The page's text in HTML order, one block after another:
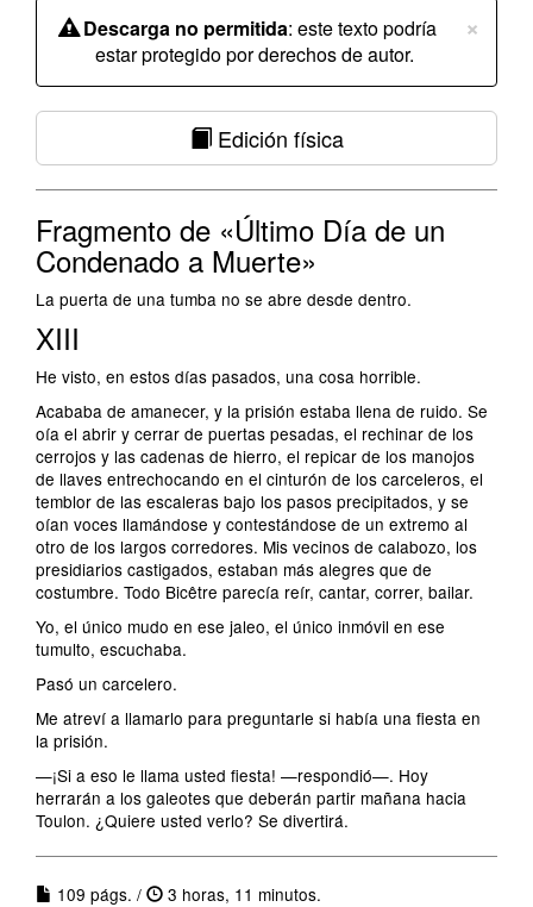
×
Descarga no permitida: este texto podría
estar protegido por derechos de autor.
Edición física
Fragmento de «Último Día de un
Condenado a Muerte»
La puerta de una tumba no se abre desde dentro.
XIII
He visto, en estos días pasados, una cosa horrible.
Acababa de amanecer, y la prisión estaba llena de ruido. Se
oía el abrir y cerrar de puertas pesadas, el rechinar de los
cerrojos y las cadenas de hierro, el repicar de los manojos
de llaves entrechocando en el cinturón de los carceleros, el
temblor de las escaleras bajo los pasos precipitados, y se
oían voces llamándose y contestándose de un extremo al
otro de los largos corredores. Mis vecinos de calabozo, los
presidiarios castigados, estaban más alegres que de
costumbre. Todo Bicêtre parecía reír, cantar, correr, bailar.
Yo, el único mudo en ese jaleo, el único inmóvil en ese
tumulto, escuchaba.
Pasó un carcelero.
Me atreví a llamarlo para preguntarle si había una fiesta en
la prisión.
—¡Si a eso le llama usted fiesta! —respondió—. Hoy
herrarán a los galeotes que deberán partir mañana hacia
Toulon. ¿Quiere usted verlo? Se divertirá.
109 págs. /
3 horas, 11 minutos.